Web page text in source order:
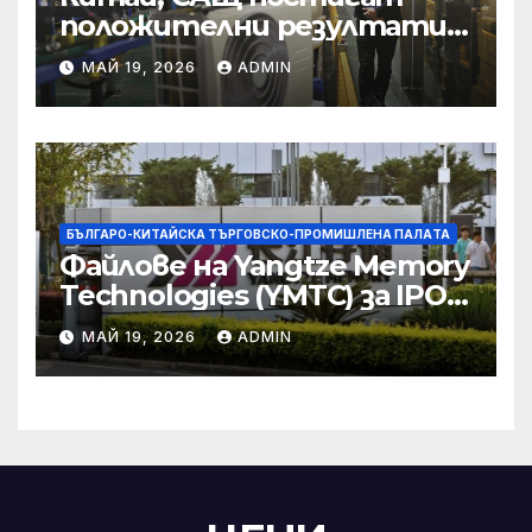
положителни резултати в
икономическите и
търговски консултации:
министерство
МАЙ 19, 2026 ADMIN
БЪЛГАРО-КИТАЙСКА ТЪРГОВСКО-ПРОМИШЛЕНА ПАЛAТА
Файлове на Yangtze Memory
Technologies (YMTC) за IPO
на STAR Market
МАЙ 19, 2026 ADMIN